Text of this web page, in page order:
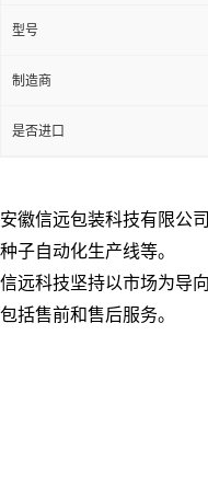
型号
制造商
是否进口
安徽信远包装科技有限公
种子自动化生产线等。
信远科技坚持以市场为导
包括售前和售后服务。